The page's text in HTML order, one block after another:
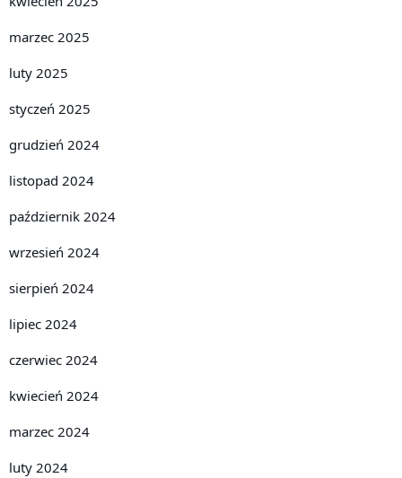
marzec 2025
luty 2025
styczeń 2025
grudzień 2024
listopad 2024
październik 2024
wrzesień 2024
sierpień 2024
lipiec 2024
czerwiec 2024
kwiecień 2024
marzec 2024
luty 2024